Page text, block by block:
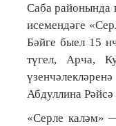
Саба районында
исемендәге
Бәйге быел 15
түгел, Арча,
Абдуллина
«Серле каләм»